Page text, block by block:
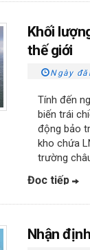
Khối
thế giới
Ngày
Tính đến
biến trái
động bảo
kho chứa
trường
Đọc tiếp
Nhận